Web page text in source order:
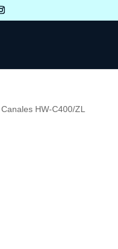
HW-C400/ZL